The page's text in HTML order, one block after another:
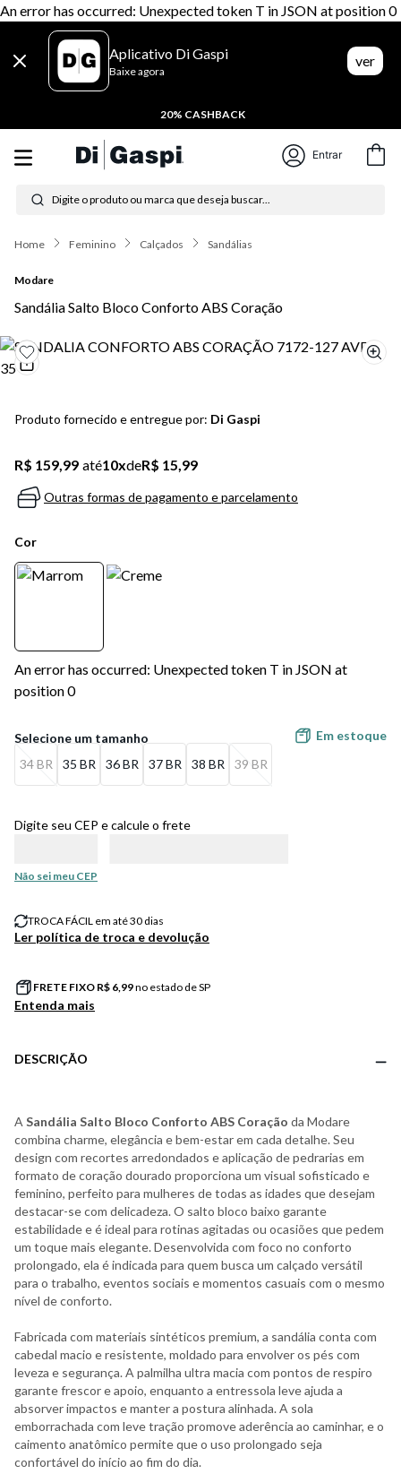
An error has occurred: Unexpected token T in JSON at position 0
Aplicativo Di Gaspi
Baixe agora
ver
20% CASHBACK
Entrar
Digite o produto ou marca que deseja buscar...
Feminino Calçados Sandálias
Modare
Sandália Salto Bloco Conforto ABS Coração
Produto fornecido e entregue por: Di Gaspi
R$ 159,99 até10xdeR$ 15,99
Outras formas de pagamento e parcelamento
Cor
An error has occurred: Unexpected token T in JSON at
position 0
34 BR 35 BR 36 BR 37 BR 38 BR 39 BR
Em estoque
Digite seu CEP e calcule o frete
Não sei meu CEP
TROCA FÁCIL em até 30 dias
Ler política de troca e devolução
FRETE FIXO R$ 6,99no estado de SP
Entenda mais
DESCRIÇÃO
A Sandália Salto Bloco Conforto ABS Coração da Modare
combina charme, elegância e bem-estar em cada detalhe. Seu
design com recortes arredondados e aplicação de pedrarias em
formato de coração dourado proporciona um visual sofisticado e
feminino, perfeito para mulheres de todas as idades que desejam
destacar-se com delicadeza. O salto bloco baixo garante
estabilidade e é ideal para rotinas agitadas ou ocasiões que pedem
um toque mais elegante. Desenvolvida com foco no conforto
prolongado, ela é indicada para quem busca um calçado versátil
para o trabalho, eventos sociais e momentos casuais com o mesmo
nível de conforto.
Fabricada com materiais sintéticos premium, a sandália conta com
cabedal macio e resistente, moldado para envolver os pés com
leveza e segurança. A palmilha ultra macia com pontos de respiro
garante frescor e apoio, enquanto a entressola leve ajuda a
absorver impactos e manter a postura alinhada. A sola
emborrachada com leve tração promove aderência ao caminhar, e o
caimento anatômico permite que o uso prolongado seja
confortável do início ao fim do dia.
Termos mais buscados
1º tênis feminino
4º tênis masculino
jeans
9º chuteira